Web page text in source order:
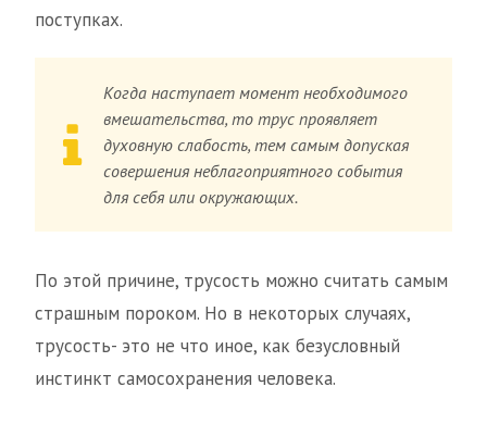
поступках.
Когда наступает момент необходимого
вмешательства, то трус проявляет
духовную слабость, тем самым допуская
совершения неблагоприятного события
для себя или окружающих.
По этой причине, трусость можно считать самым
страшным пороком. Но в некоторых случаях,
трусость- это не что иное, как безусловный
инстинкт самосохранения человека.